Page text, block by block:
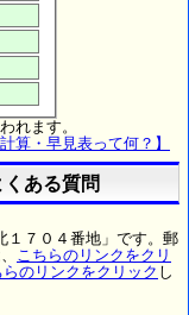
れます。
算・早見表って何？】
ある質問
１７０４番地」です。郵
こちらのリンクをクリ
らのリンクをクリック し